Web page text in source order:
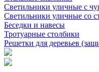
Светильники уличные с
Светильники уличные со
Беседки и навесы
Тротуарные столбики
Решетки для деревьев